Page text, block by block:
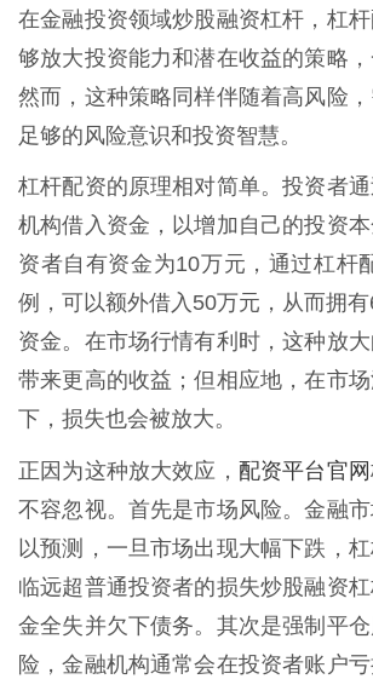
在金融投资领域炒股融资杠杆，杠
够放大投资能力和潜在收益的策略，
然而，这种策略同样伴随着高风险
足够的风险意识和投资智慧。
杠杆配资的原理相对简单。投资者
机构借入资金，以增加自己的投资
资者自有资金为10万元，通过杠杆
例，可以额外借入50万元，从而拥
资金。在市场行情有利时，这种放
带来更高的收益；但相应地，在市
下，损失也会被放大。
正因为这种放大效应， 配资平台官网
不容忽视。首先是市场风险。金融
以预测，一旦市场出现大幅下跌，
临远超普通投资者的损失炒股融资
金全失并欠下债务。其次是强制平
险，金融机构通常会在投资者账户